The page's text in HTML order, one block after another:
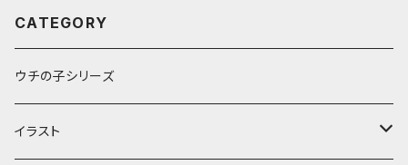
CATEGORY
ウチの子シリーズ
イラスト